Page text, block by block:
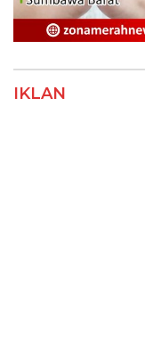
IKLAN